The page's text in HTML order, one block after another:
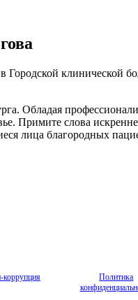
Городской
Обладая
Примите слова
лица благородных
коррупция
Политика